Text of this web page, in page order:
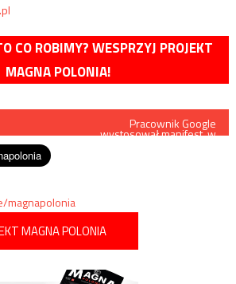
CO ROBIMY? WESPRZYJ PROJEKT
MAGNA POLONIA!
Pracownik Google
wystosował manifest, w
magnapolonia
MAGNA POLONIA